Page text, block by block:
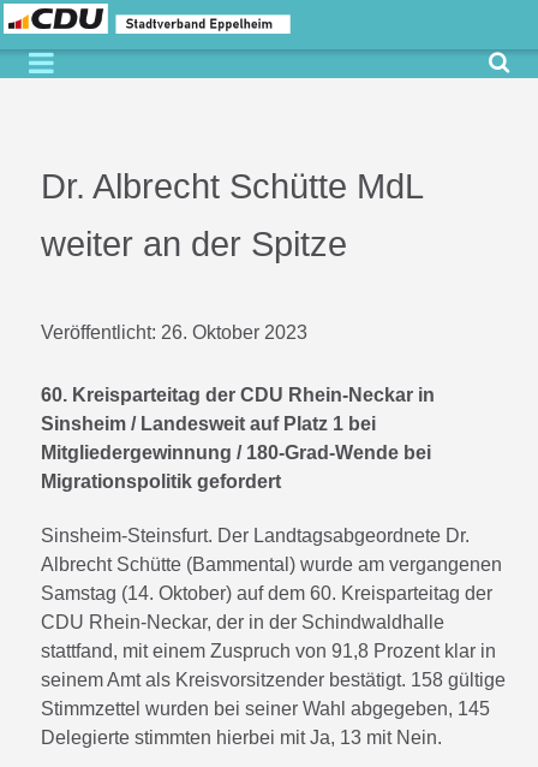
Dr. Albrecht Schütte MdL
weiter an der Spitze
Veröffentlicht: 26. Oktober 2023
60. Kreisparteitag der CDU Rhein-Neckar in
Sinsheim / Landesweit auf Platz 1 bei
Mitgliedergewinnung / 180-Grad-Wende bei
Migrationspolitik gefordert
Sinsheim-Steinsfurt. Der Landtagsabgeordnete Dr.
Albrecht Schütte (Bammental) wurde am vergangenen
Samstag (14. Oktober) auf dem 60. Kreisparteitag der
CDU Rhein-Neckar, der in der Schindwaldhalle
stattfand, mit einem Zuspruch von 91,8 Prozent klar in
seinem Amt als Kreisvorsitzender bestätigt. 158 gültige
Stimmzettel wurden bei seiner Wahl abgegeben, 145
Delegierte stimmten hierbei mit Ja, 13 mit Nein.